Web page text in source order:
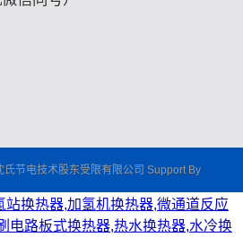
节电技术股东受限有限公司 Support By
换热器,加氢机换热器,微通道反应
电路板式换热器,热水换热器,水冷换